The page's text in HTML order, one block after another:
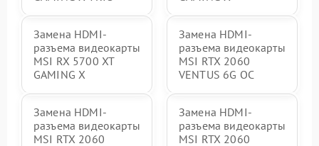
Замена HDMI-
разъема видеокарты
MSI RX 5700 XT
GAMING X
Замена HDMI-
разъема видеокарты
MSI RTX 2060
VENTUS 6G OC
Замена HDMI-
разъема видеокарты
MSI RTX 2060
Замена HDMI-
разъема видеокарты
MSI RTX 2060